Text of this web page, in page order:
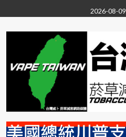
to
content
2026-08-09